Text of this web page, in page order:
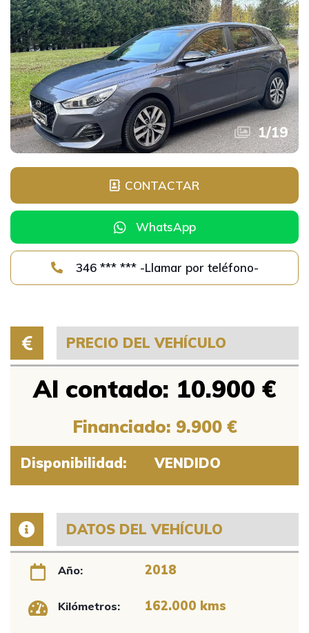
1/19
CONTACTAR
WhatsApp
346 *** *** -Llamar por teléfono-
PRECIO DEL VEHÍCULO
Al contado: 10.900 €
Financiado: 9.900 €
Disponibilidad: VENDIDO
DATOS DEL VEHÍCULO
Año: 2018
Kilómetros: 162.000 kms